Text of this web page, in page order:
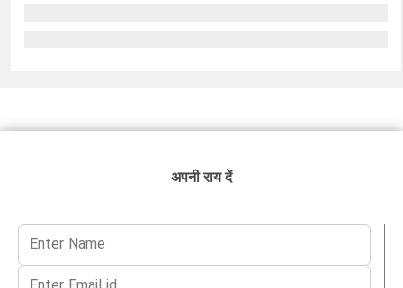
अपनी राय दें